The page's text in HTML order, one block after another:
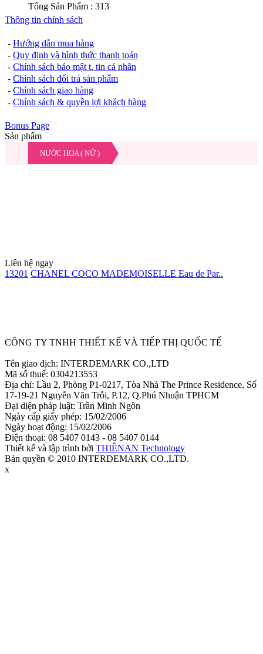
Tổng Sản Phẩm : 313
Thông tin chính sách
- Hướng dẫn mua hàng
- Quy định và hình thức thanh toán
- Chính sách bảo mật t. tin cá nhân
- Chính sách đổi trả sản phẩm
- Chính sách giao hàng
- Chính sách & quyền lợi khách hàng
Bonus Page
Sản phẩm
NƯỚC HOA ( NỮ )
Liên hệ ngay
13201 CHANEL COCO MADEMOISELLE Eau de Par..
CÔNG TY TNHH THIẾT KẾ VÀ TIẾP THỊ QUỐC TẾ
Tên giao dịch: INTERDEMARK CO.,LTD
Mã số thuế: 0304213553
Địa chỉ: Lầu 2, Phòng P1-0217, Tòa Nhà The Prince Residence, Số
17-19-21 Nguyễn Văn Trỗi, P.12, Q.Phú Nhuận TPHCM
Đại diện pháp luật: Trần Minh Ngôn
Ngày cấp giấy phép: 15/02/2006
Ngày hoạt động: 15/02/2006
Điện thoại: 08 5407 0143 - 08 5407 0144
Thiết kế và lập trình bởi THIÊNAN Technology
Bản quyền © 2010 INTERDEMARK CO.,LTD.
x